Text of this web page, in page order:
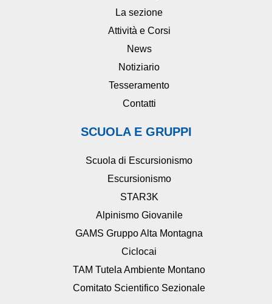
La sezione
Attività e Corsi
News
Notiziario
Tesseramento
Contatti
SCUOLA E GRUPPI
Scuola di Escursionismo
Escursionismo
STAR3K
Alpinismo Giovanile
GAMS Gruppo Alta Montagna
Ciclocai
TAM Tutela Ambiente Montano
Comitato Scientifico Sezionale